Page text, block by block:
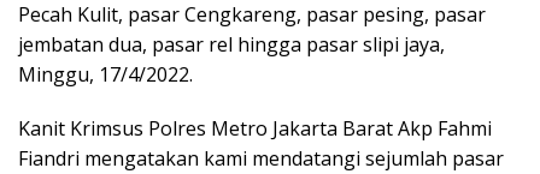
Pecah Kulit, pasar Cengkareng, pasar pesing, pasar
jembatan dua, pasar rel hingga pasar slipi jaya,
Minggu, 17/4/2022.
Kanit Krimsus Polres Metro Jakarta Barat Akp Fahmi
Fiandri mengatakan kami mendatangi sejumlah pasar